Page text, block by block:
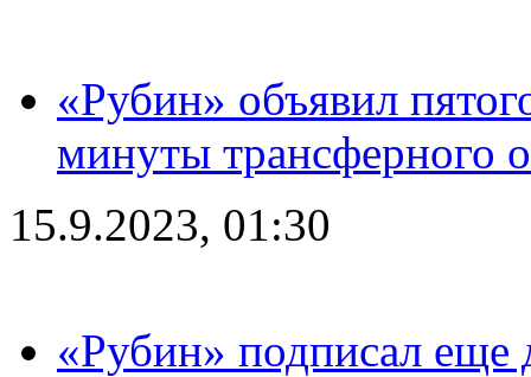
«Рубин» объявил
минуты трансферного
15.9.2023, 01:30
«Рубин» подписал еще